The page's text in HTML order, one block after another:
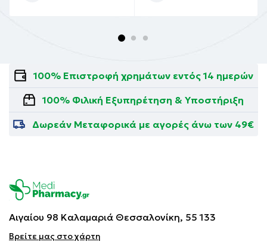
100% Επιστροφή χρημάτων εντός 14 ημερών
100% Φιλική Εξυπηρέτηση & Υποστήριξη
Δωρεάν Μεταφορικά με αγορές άνω των 49€
Αιγαίου 98 Καλαμαριά Θεσσαλονίκη, 55 133
Βρείτε μας στο χάρτη